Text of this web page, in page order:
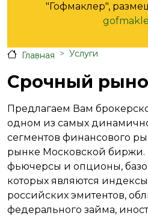
"Гофмаклер",
Главная Услуги
Срочный
Предлагаем Вам
одном из самых
сегментов финансового
рынке Московской биржи.
фьючерсы и опционы,
которых являются
российских эмитентов,
федерального займа,